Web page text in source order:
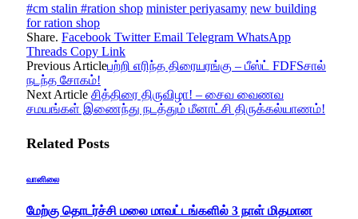
#cm stalin #ration shop minister periyasamy new building
for ration shop
Share. Facebook Twitter Email Telegram WhatsApp
Threads Copy Link
Previous Articleபற்றி எரிந்த திரையரங்கு – பீஸ்ட் FDFSசால்
நடந்த சோகம்!
Next Article சித்திரை திருவிழா! – சைவ வைணவ
சமயங்கள் இணைந்து நடத்தும் மீனாட்சி திருக்கல்யாணம்!
Related Posts
வானிலை
மேற்கு தொடர்ச்சி மலை மாவட்டங்களில் 3 நாள் மிதமான